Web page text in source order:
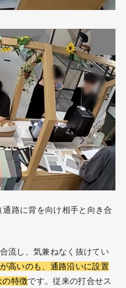
路に背を向け相手と向き合
流し、気兼ねなく抜けてい
高いのも、通路沿いに設置
の特徴です。従来の打合せス